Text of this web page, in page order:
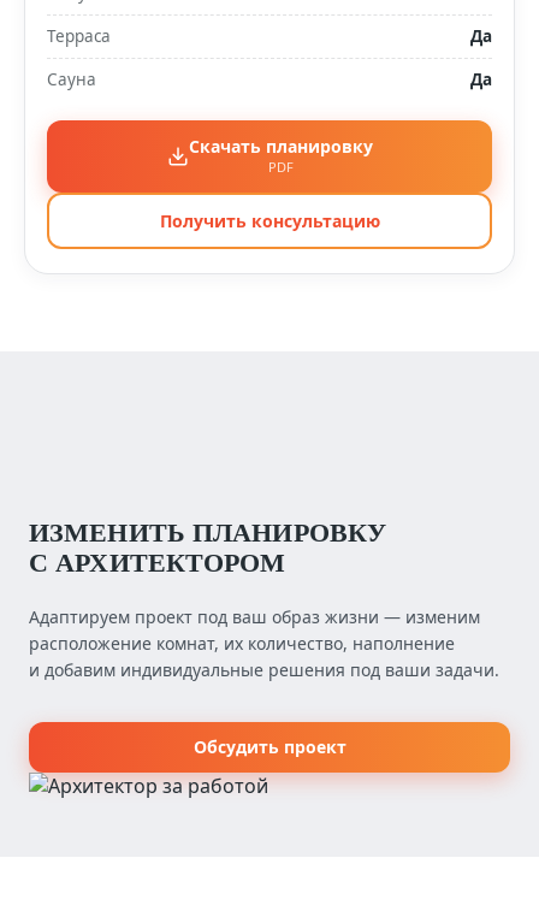
Терраса
Да
Сауна
Да
Скачать планировку
PDF
Получить консультацию
ИЗМЕНИТЬ ПЛАНИРОВКУ
С АРХИТЕКТОРОМ
Адаптируем проект под ваш образ жизни — изменим
расположение комнат, их количество, наполнение
и добавим индивидуальные решения под ваши задачи.
Обсудить проект